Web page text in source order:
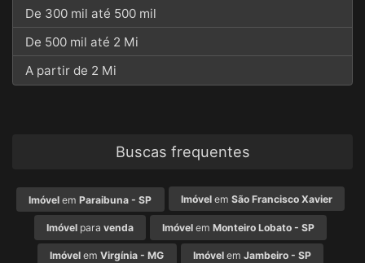
De 300 mil até 500 mil
De 500 mil até 2 Mi
A partir de 2 Mi
Buscas frequentes
Imóvel emParaibuna - SP Imóvelem São Francisco Xavier
Imóvelpara venda Imóvel emMonteiro Lobato - SP
Imóvel emVirgínia - MG Imóvelem Jambeiro - SP